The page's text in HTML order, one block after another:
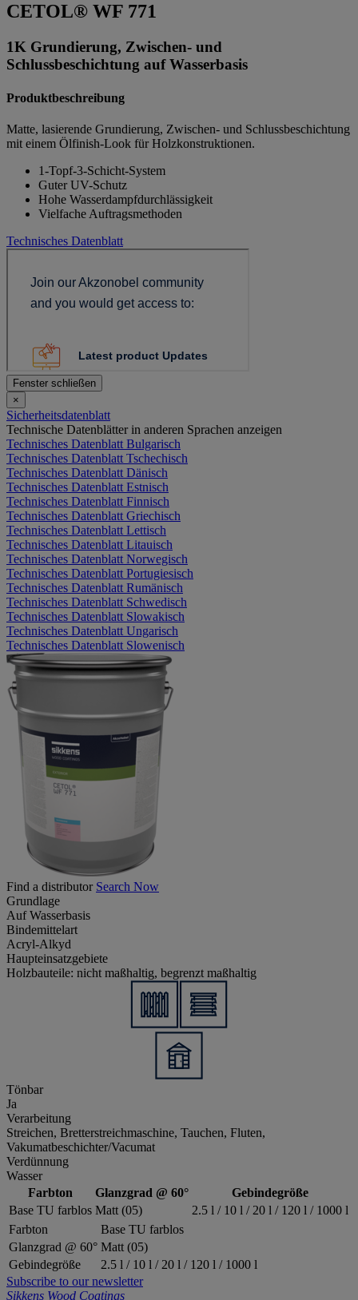
CETOL® WF 771
1K Grundierung, Zwischen- und
Schlussbeschichtung auf Wasserbasis
Produktbeschreibung
Matte, lasierende Grundierung, Zwischen- und Schlussbeschichtung
mit einem Ölfinish-Look für Holzkonstruktionen.
1-Topf-3-Schicht-System
Guter UV-Schutz
Hohe Wasserdampfdurchlässigkeit
Vielfache Auftragsmethoden
Technisches Datenblatt
Fenster schließen
×
Sicherheitsdatenblatt
Technische Datenblätter in anderen Sprachen anzeigen
Technisches Datenblatt Bulgarisch
Technisches Datenblatt Tschechisch
Technisches Datenblatt Dänisch
Technisches Datenblatt Estnisch
Technisches Datenblatt Finnisch
Technisches Datenblatt Griechisch
Technisches Datenblatt Lettisch
Technisches Datenblatt Litauisch
Technisches Datenblatt Norwegisch
Technisches Datenblatt Portugiesisch
Technisches Datenblatt Rumänisch
Technisches Datenblatt Schwedisch
Technisches Datenblatt Slowakisch
Technisches Datenblatt Ungarisch
Technisches Datenblatt Slowenisch
Find a distributor Search Now
Grundlage
Auf Wasserbasis
Bindemittelart
Acryl-Alkyd
Haupteinsatzgebiete
Holzbauteile: nicht maßhaltig, begrenzt maßhaltig
Tönbar
Ja
Verarbeitung
Streichen, Bretterstreichmaschine, Tauchen, Fluten,
Vakumatbeschichter/Vacumat
Verdünnung
Wasser
Farbton
Glanzgrad @ 60°
Gebindegröße
Base TU farblos Matt (05)
2.5 l / 10 l / 20 l / 120 l / 1000 l
Farbton
Base TU farblos
Glanzgrad @ 60° Matt (05)
Gebindegröße
2.5 l / 10 l / 20 l / 120 l / 1000 l
Subscribe to our newsletter
Sikkens Wood Coatings